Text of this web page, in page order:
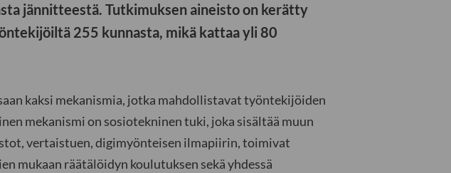
jännitteestä. Tutkimuksen aineisto on kerätty
255 kunnasta, mikä kattaa yli 80
kaksi mekanismia, jotka mahdollistavat työntekijöiden
mekanismi on sosiotekninen tuki, joka sisältää muun
vertaistuen, digimyönteisen ilmapiirin, toimivat
mukaan räätälöidyn koulutuksen sekä yhdessä